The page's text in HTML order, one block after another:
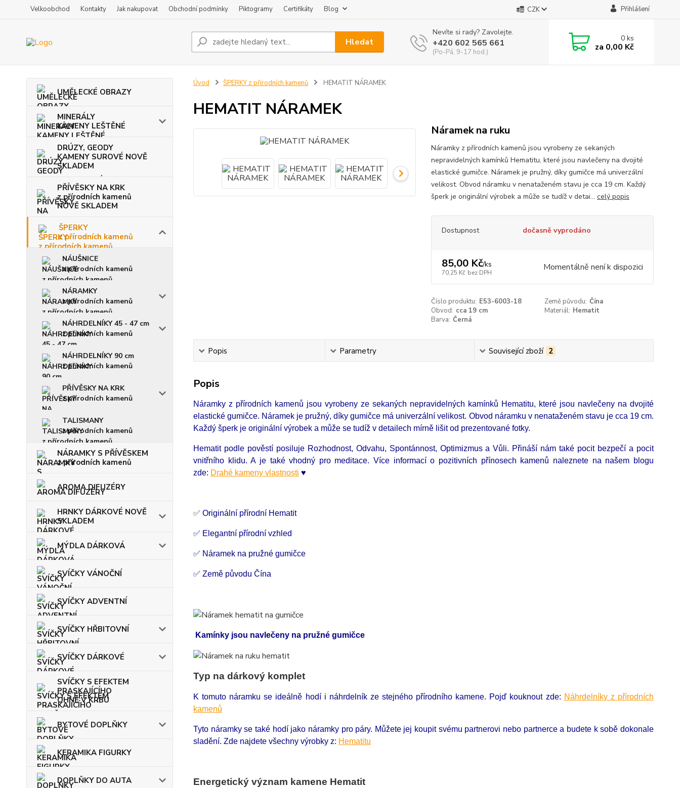
Velkoobchod Kontakty Jak nakupovat Obchodní podmínky Piktogramy Certifikáty Blog CZK Přihlášení
Hledat
Nevíte si rady? Zavolejte.
+420 602 565 661
(Po-Pá, 9-17 hod.)
0ks
za 0,00 Kč
UMĚLECKÉ OBRAZY
MINERÁLY
KAMENY LEŠTĚNÉ
DRÚZY, GEODY
KAMENY SUROVÉ NOVĚ
SKLADEM
PŘÍVĚSKY NA KRK
z přírodních kamenů
NOVĚ SKLADEM
ŠPERKY
z přírodních kamenů
NÁUŠNICE
z přírodních kamenů
NÁRAMKY
z přírodních kamenů
NÁHRDELNÍKY 45 - 47 cm
z přírodních kamenů
NÁHRDELNÍKY 90 cm
z přírodních kamenů
PŘÍVĚSKY NA KRK
z přírodních kamenů
TALISMANY
z přírodních kamenů
NÁRAMKY S PŘÍVĚSKEM
z přírodních kamenů
AROMA DIFUZÉRY
HRNKY DÁRKOVÉ NOVĚ
SKLADEM
MÝDLA DÁRKOVÁ
SVÍČKY VÁNOČNÍ
SVÍČKY ADVENTNÍ
SVÍČKY HŘBITOVNÍ
SVÍČKY DÁRKOVÉ
SVÍČKY S EFEKTEM
PRASKAJÍCÍHO
OHNĚ V KRBU
BYTOVÉ DOPLŇKY
KERAMIKA FIGURKY
DOPLŇKY DO AUTA
Úvod ŠPERKY z přírodních kamenů HEMATIT NÁRAMEK
HEMATIT NÁRAMEK
Náramek na ruku
Náramky z přírodních kamenů jsou vyrobeny ze sekaných
nepravidelných kamínků Hematitu, které jsou navlečeny na dvojité
elastické gumičce. Náramek je pružný, díky gumičce má univerzální
velikost. Obvod náramku v nenataženém stavu je cca 19 cm. Každý
šperk je originální výrobek a může se tudíž v detai... celý popis
Dostupnost dočasně vyprodáno
85,00 Kč/ks
70,25 Kč bez DPH Momentálně není k dispozici
Číslo produktu: E53-6003-18 Země původu: Čína
Obvod: cca 19 cm Materiál: Hematit
Barva: Černá
Popis Parametry Související zboží 2
Popis
Náramky z přírodních kamenů jsou vyrobeny ze sekaných nepravidelných kamínků Hematitu, které jsou navlečeny na dvojité
elastické gumičce. Náramek je pružný, díky gumičce má univerzální velikost. Obvod náramku v nenataženém stavu je cca 19 cm.
Každý šperk je originální výrobek a může se tudíž v detailech mírně lišit od prezentované fotky.
Hematit podle pověstí posiluje Rozhodnost, Odvahu, Spontánnost, Optimizmus a Vůli. Přináší nám také pocit bezpečí a pocit
vnitřního klidu. A je také vhodný pro meditace. Více informací o pozitivních přínosech kamenů naleznete na našem blogu
zde: Drahé kameny vlastnosti ♥
✅ Originální přírodní Hematit
✅ Elegantní přírodní vzhled
✅ Náramek na pružné gumičce
✅ Země původu Čína
Kamínky jsou navlečeny na pružné gumičce
Typ na dárkový komplet
K tomuto náramku se ideálně hodí i náhrdelník ze stejného přírodního kamene. Pojď kouknout zde: Náhrdelníky z přírodních
kamenů
Tyto náramky se také hodí jako náramky pro páry. Můžete jej koupit svému partnerovi nebo partnerce a budete k sobě dokonale
sladění. Zde najdete všechny výrobky z: Hematitu
Energetický význam kamene Hematit